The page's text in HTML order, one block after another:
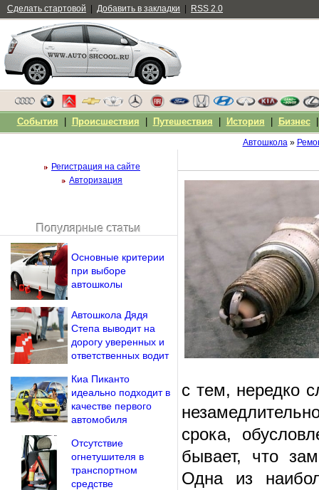
Автошкола»
с тем, нередко
срока,
бывает, что
Одна из
Регистрация на сайте
Авторизация
Напомнить пароль?
Популярные статьи
Основные критерии
при выборе
автошколы
Автошкола Дядя
Степа выводит на
дорогу уверенных и
ответственных водит
Киа Пиканто
идеально подходит в
качестве первого
автомобиля
Отсутствие
огнетушителя в
транспортном
средстве
Сделать стартовой Добавить в закладки RSS 2.0
События Происшествия Путешествия История Бизнес